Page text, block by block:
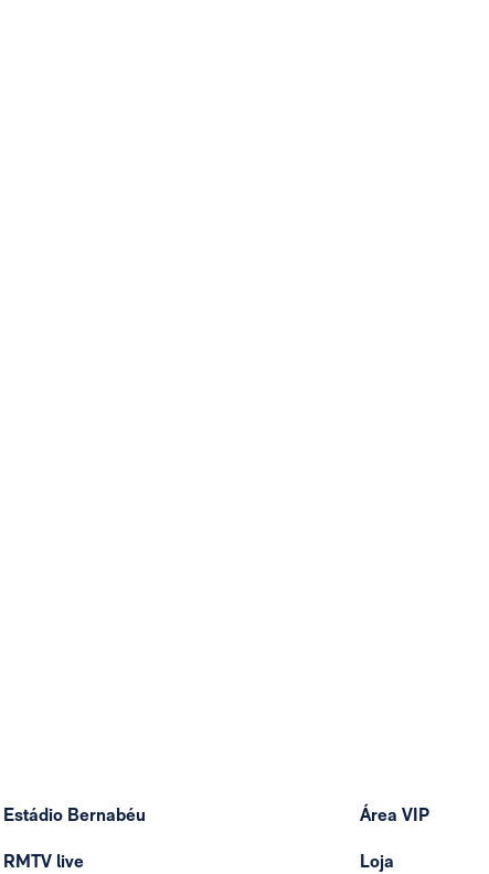
Estádio Bernabéu
RMTV live
Área VIP
Loja